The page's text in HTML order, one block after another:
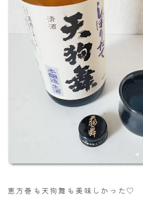
恵方巻も天狗舞も美味しかった♡